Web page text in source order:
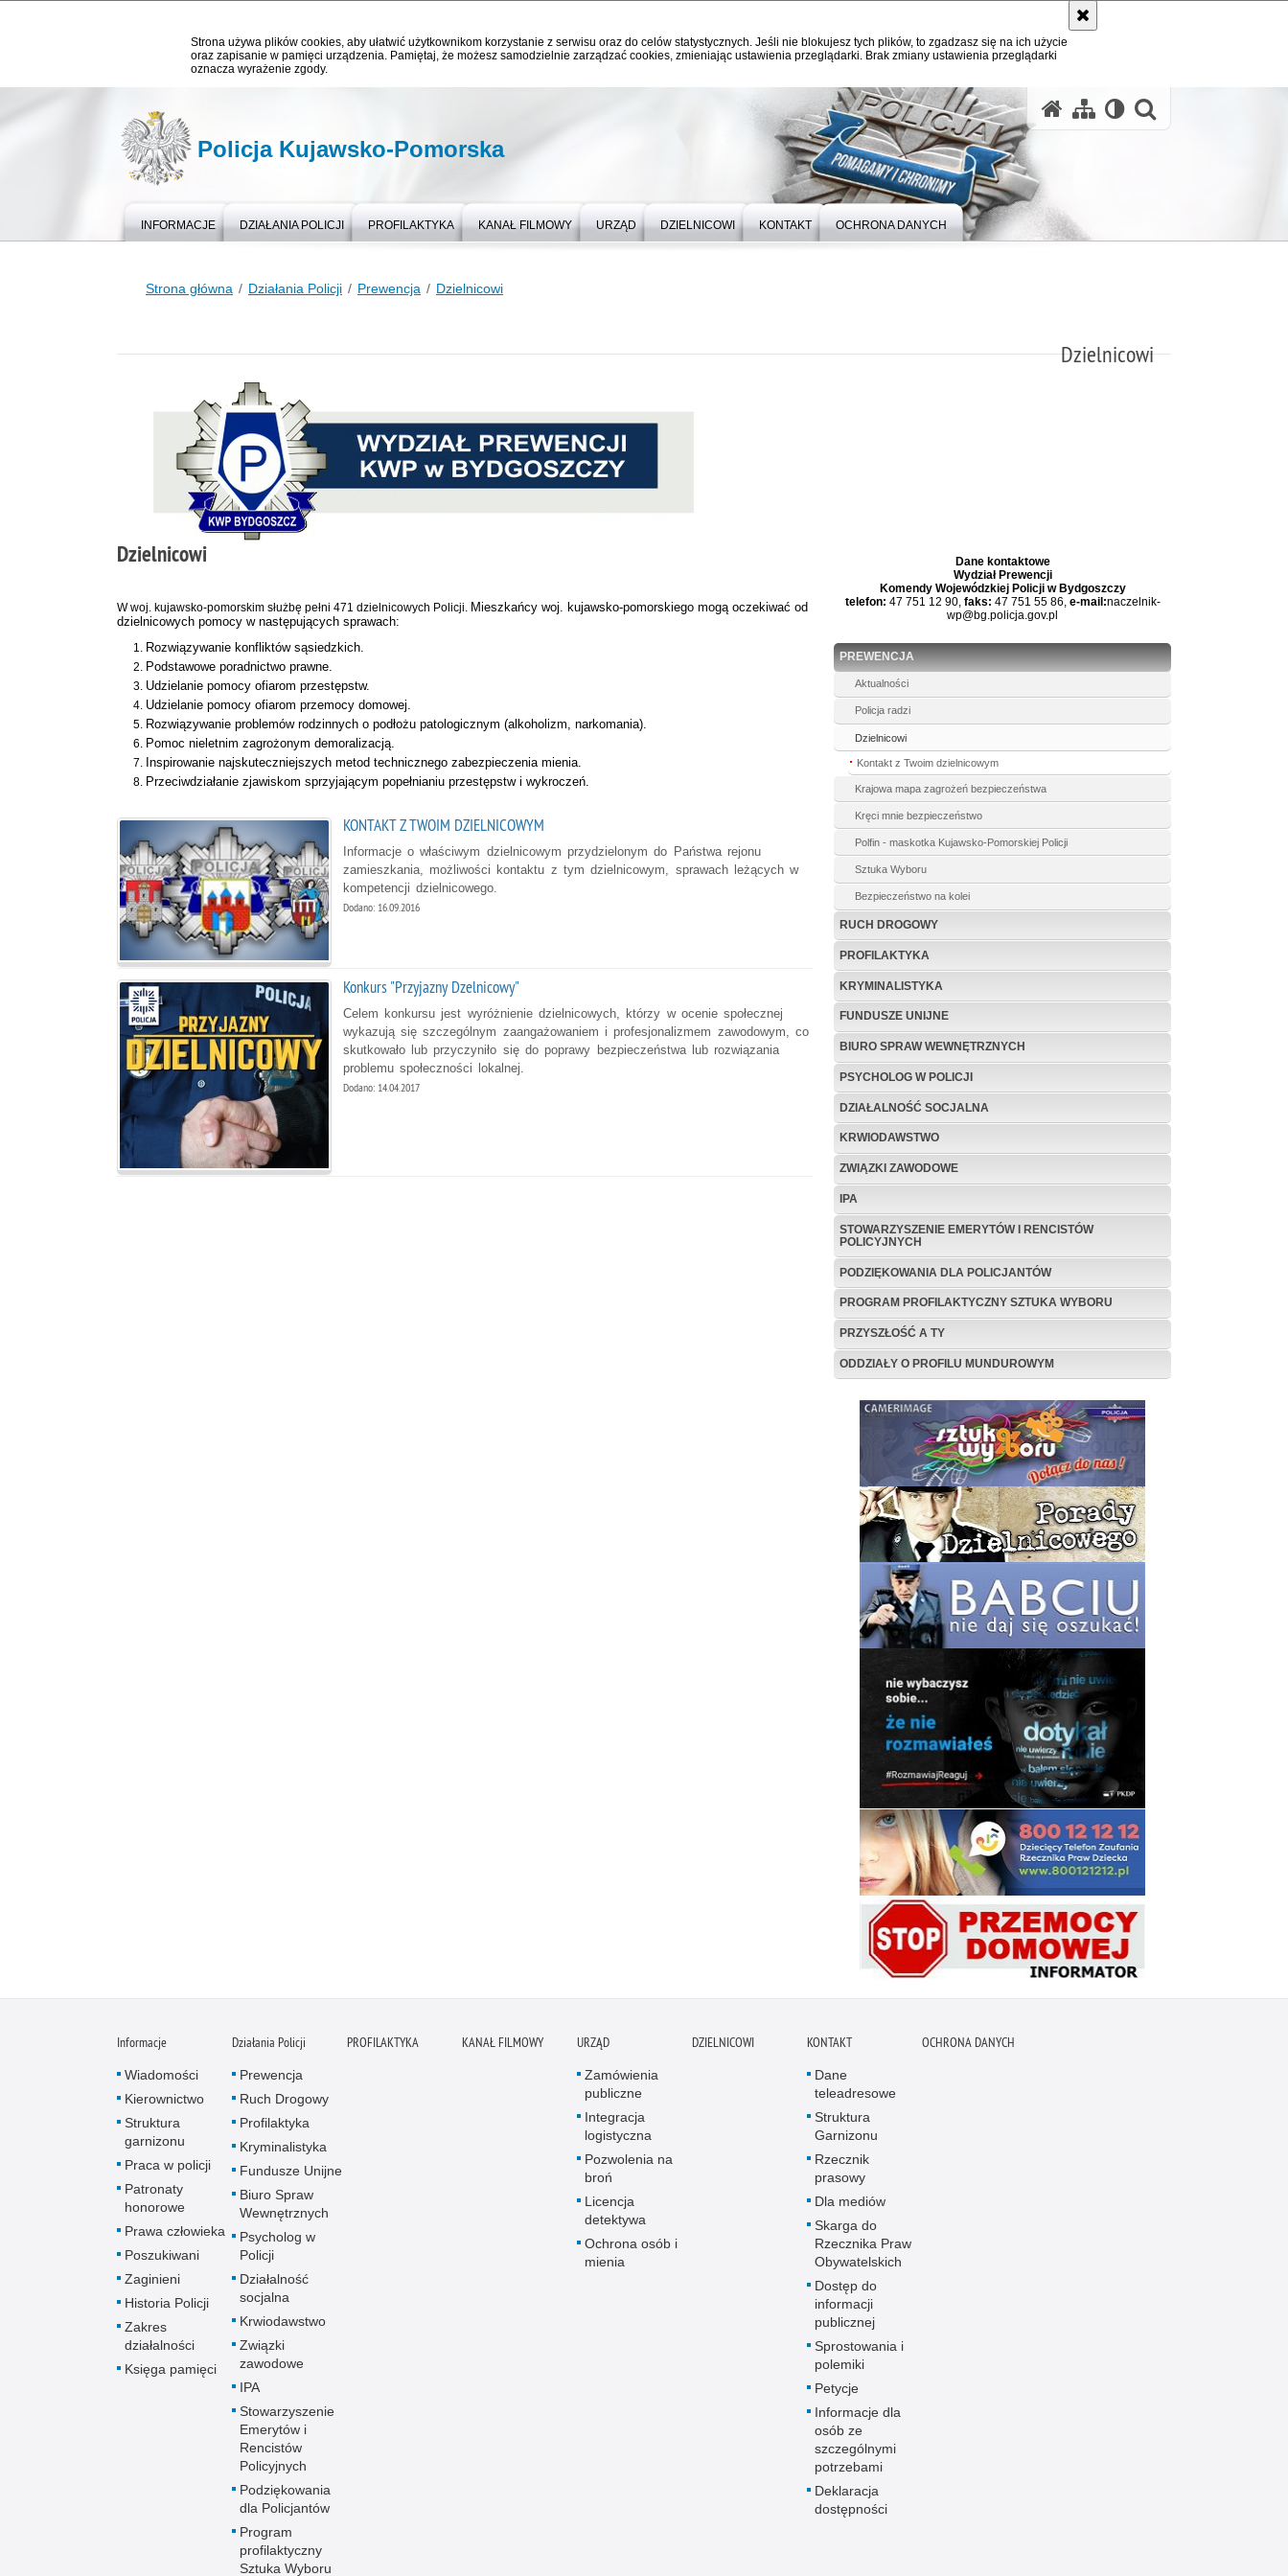
Strona używa plików cookies, aby ułatwić użytkownikom korzystanie z serwisu oraz do celów statystycznych. Jeśli nie blokujesz tych plików, to zgadzasz się na ich użycie
oraz zapisanie w pamięci urządzenia. Pamiętaj, że możesz samodzielnie zarządzać cookies, zmieniając ustawienia przeglądarki. Brak zmiany ustawienia przeglądarki
oznacza wyrażenie zgody.
Policja Kujawsko-Pomorska
INFORMACJE DZIAŁANIA POLICJI PROFILAKTYKA KANAŁ FILMOWY URZĄD DZIELNICOWI KONTAKT OCHRONA DANYCH
Strona główna Działania Policji Prewencja Dzielnicowi
Dzielnicowi
Dzielnicowi
W woj. kujawsko-pomorskim służbę pełni 471 dzielnicowych Policji. Mieszkańcy woj. kujawsko-pomorskiego mogą oczekiwać od
dzielnicowych pomocy w następujących sprawach:
Rozwiązywanie konfliktów sąsiedzkich.
Podstawowe poradnictwo prawne.
Udzielanie pomocy ofiarom przestępstw.
Udzielanie pomocy ofiarom przemocy domowej.
Rozwiązywanie problemów rodzinnych o podłożu patologicznym (alkoholizm, narkomania).
Pomoc nieletnim zagrożonym demoralizacją.
Inspirowanie najskuteczniejszych metod technicznego zabezpieczenia mienia.
Przeciwdziałanie zjawiskom sprzyjającym popełnianiu przestępstw i wykroczeń.
KONTAKT Z TWOIM DZIELNICOWYM
Informacje o właściwym dzielnicowym przydzielonym do Państwa rejonu
zamieszkania, możliwości kontaktu z tym dzielnicowym, sprawach leżących w
kompetencji dzielnicowego.
Dodano: 16.09.2016
Konkurs "Przyjazny Dzelnicowy"
Celem konkursu jest wyróżnienie dzielnicowych, którzy w ocenie społecznej
wykazują się szczególnym zaangażowaniem i profesjonalizmem zawodowym, co
skutkowało lub przyczyniło się do poprawy bezpieczeństwa lub rozwiązania
problemu społeczności lokalnej.
Dodano: 14.04.2017
Dane kontaktowe
Wydział Prewencji
Komendy Wojewódzkiej Policji w Bydgoszczy
telefon: 47 751 12 90, faks: 47 751 55 86, e-mail:naczelnik-
wp@bg.policja.gov.pl
PREWENCJA
Aktualności
Policja radzi
Dzielnicowi
Kontakt z Twoim dzielnicowym
Krajowa mapa zagrożeń bezpieczeństwa
Kręci mnie bezpieczeństwo
Polfin - maskotka Kujawsko-Pomorskiej Policji
Sztuka Wyboru
Bezpieczeństwo na kolei
RUCH DROGOWY
PROFILAKTYKA
KRYMINALISTYKA
FUNDUSZE UNIJNE
BIURO SPRAW WEWNĘTRZNYCH
PSYCHOLOG W POLICJI
DZIAŁALNOŚĆ SOCJALNA
KRWIODAWSTWO
ZWIĄZKI ZAWODOWE
IPA
STOWARZYSZENIE EMERYTÓW I RENCISTÓW
POLICYJNYCH
PODZIĘKOWANIA DLA POLICJANTÓW
PROGRAM PROFILAKTYCZNY SZTUKA WYBORU
PRZYSZŁOŚĆ A TY
ODDZIAŁY O PROFILU MUNDUROWYM
Informacje
Wiadomości
Kierownictwo
Struktura
garnizonu
Praca w policji
Patronaty
honorowe
Prawa człowieka
Poszukiwani
Zaginieni
Historia Policji
Zakres
działalności
Księga pamięci
Działania Policji
Prewencja
Ruch Drogowy
Profilaktyka
Kryminalistyka
Fundusze Unijne
Biuro Spraw
Wewnętrznych
Psycholog w
Policji
Działalność
socjalna
Krwiodawstwo
Związki
zawodowe
IPA
Stowarzyszenie
Emerytów i
Rencistów
Policyjnych
Podziękowania
dla Policjantów
Program
profilaktyczny
Sztuka Wyboru
PROFILAKTYKA KANAŁ FILMOWY URZĄD
Zamówienia
publiczne
Integracja
logistyczna
Pozwolenia na
broń
Licencja
detektywa
Ochrona osób i
mienia
DZIELNICOWI KONTAKT
Dane
teleadresowe
Struktura
Garnizonu
Rzecznik
prasowy
Dla mediów
Skarga do
Rzecznika Praw
Obywatelskich
Dostęp do
informacji
publicznej
Sprostowania i
polemiki
Petycje
Informacje dla
osób ze
szczególnymi
potrzebami
Deklaracja
dostępności
OCHRONA DANYCH